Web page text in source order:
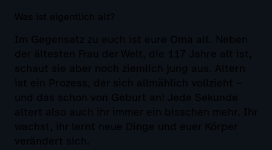
Was ist eigentlich alt?
Im Gegensatz zu euch ist eure Oma alt. Neben
der ältesten Frau der Welt, die 117 Jahre alt ist,
schaut sie aber noch ziemlich jung aus. Altern
ist ein Prozess, der sich allmählich vollzieht –
und das schon von Geburt an! Jede Sekunde
altert also auch ihr immer ein bisschen mehr. Ihr
wachst, ihr lernt neue Dinge und euer Körper
verändert sich.